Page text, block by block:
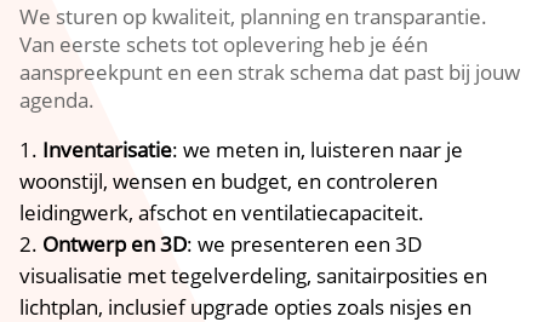
We sturen op kwaliteit, planning en transparantie.​
Van eerste schets tot oplevering heb je één
aanspreekpunt en een strak schema dat past bij jouw
agenda.​
Inventarisatie: we meten in, luisteren naar je
woonstijl, wensen en budget, en controleren
leidingwerk, afschot en ventilatiecapaciteit.​
Ontwerp en 3D: we presenteren een 3D
visualisatie met tegelverdeling, sanitairposities en
lichtplan, inclusief upgrade opties zoals nisjes en